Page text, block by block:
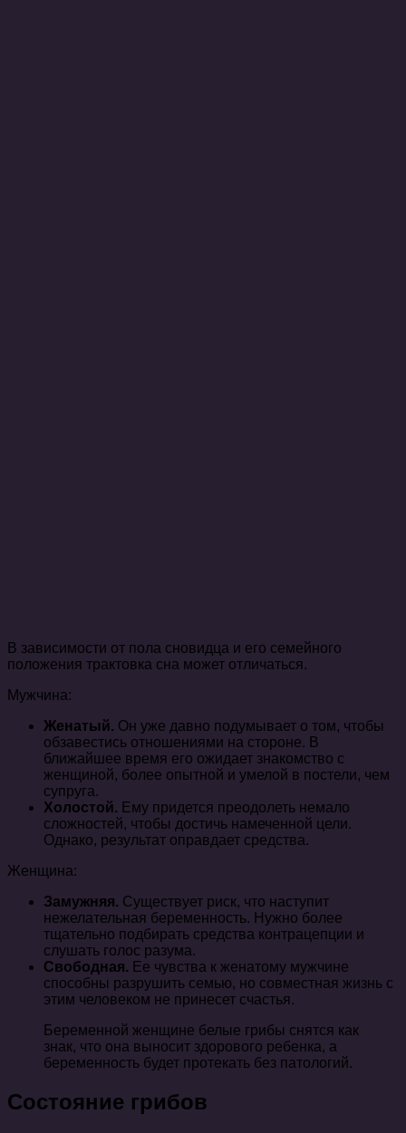
В зависимости от пола сновидца и его семейного
положения трактовка сна может отличаться.
Мужчина:
Женатый. Он уже давно подумывает о том, чтобы
обзавестись отношениями на стороне. В
ближайшее время его ожидает знакомство с
женщиной, более опытной и умелой в постели, чем
супруга.
Холостой. Ему придется преодолеть немало
сложностей, чтобы достичь намеченной цели.
Однако, результат оправдает средства.
Женщина:
Замужняя. Существует риск, что наступит
нежелательная беременность. Нужно более
тщательно подбирать средства контрацепции и
слушать голос разума.
Свободная. Ее чувства к женатому мужчине
способны разрушить семью, но совместная жизнь с
этим человеком не принесет счастья.
Беременной женщине белые грибы снятся как
знак, что она выносит здорового ребенка, а
беременность будет протекать без патологий.
Состояние грибов